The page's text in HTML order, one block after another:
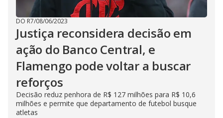
DO R7/08/06/2023
Justiça reconsidera decisão em
ação do Banco Central, e
Flamengo pode voltar a buscar
reforços
Decisão reduz penhora de R$ 127 milhões para R$ 10,6
milhões e permite que departamento de futebol busque
atletas